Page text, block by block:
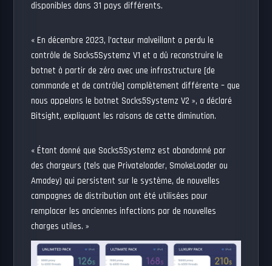
disponibles dans 31 pays différents.
« En décembre 2023, l’acteur malveillant a perdu le
contrôle de Socks5Systemz V1 et a dû reconstruire le
botnet à partir de zéro avec une infrastructure [de
commande et de contrôle] complètement différente – que
nous appelons le botnet Socks5Systemz V2 », a déclaré
Bitsight, expliquant les raisons de cette diminution.
« Étant donné que Socks5Systemz est abandonné par
des chargeurs (tels que Privateloader, SmokeLoader ou
Amadey) qui persistent sur le système, de nouvelles
campagnes de distribution ont été utilisées pour
remplacer les anciennes infections par de nouvelles
charges utiles. »